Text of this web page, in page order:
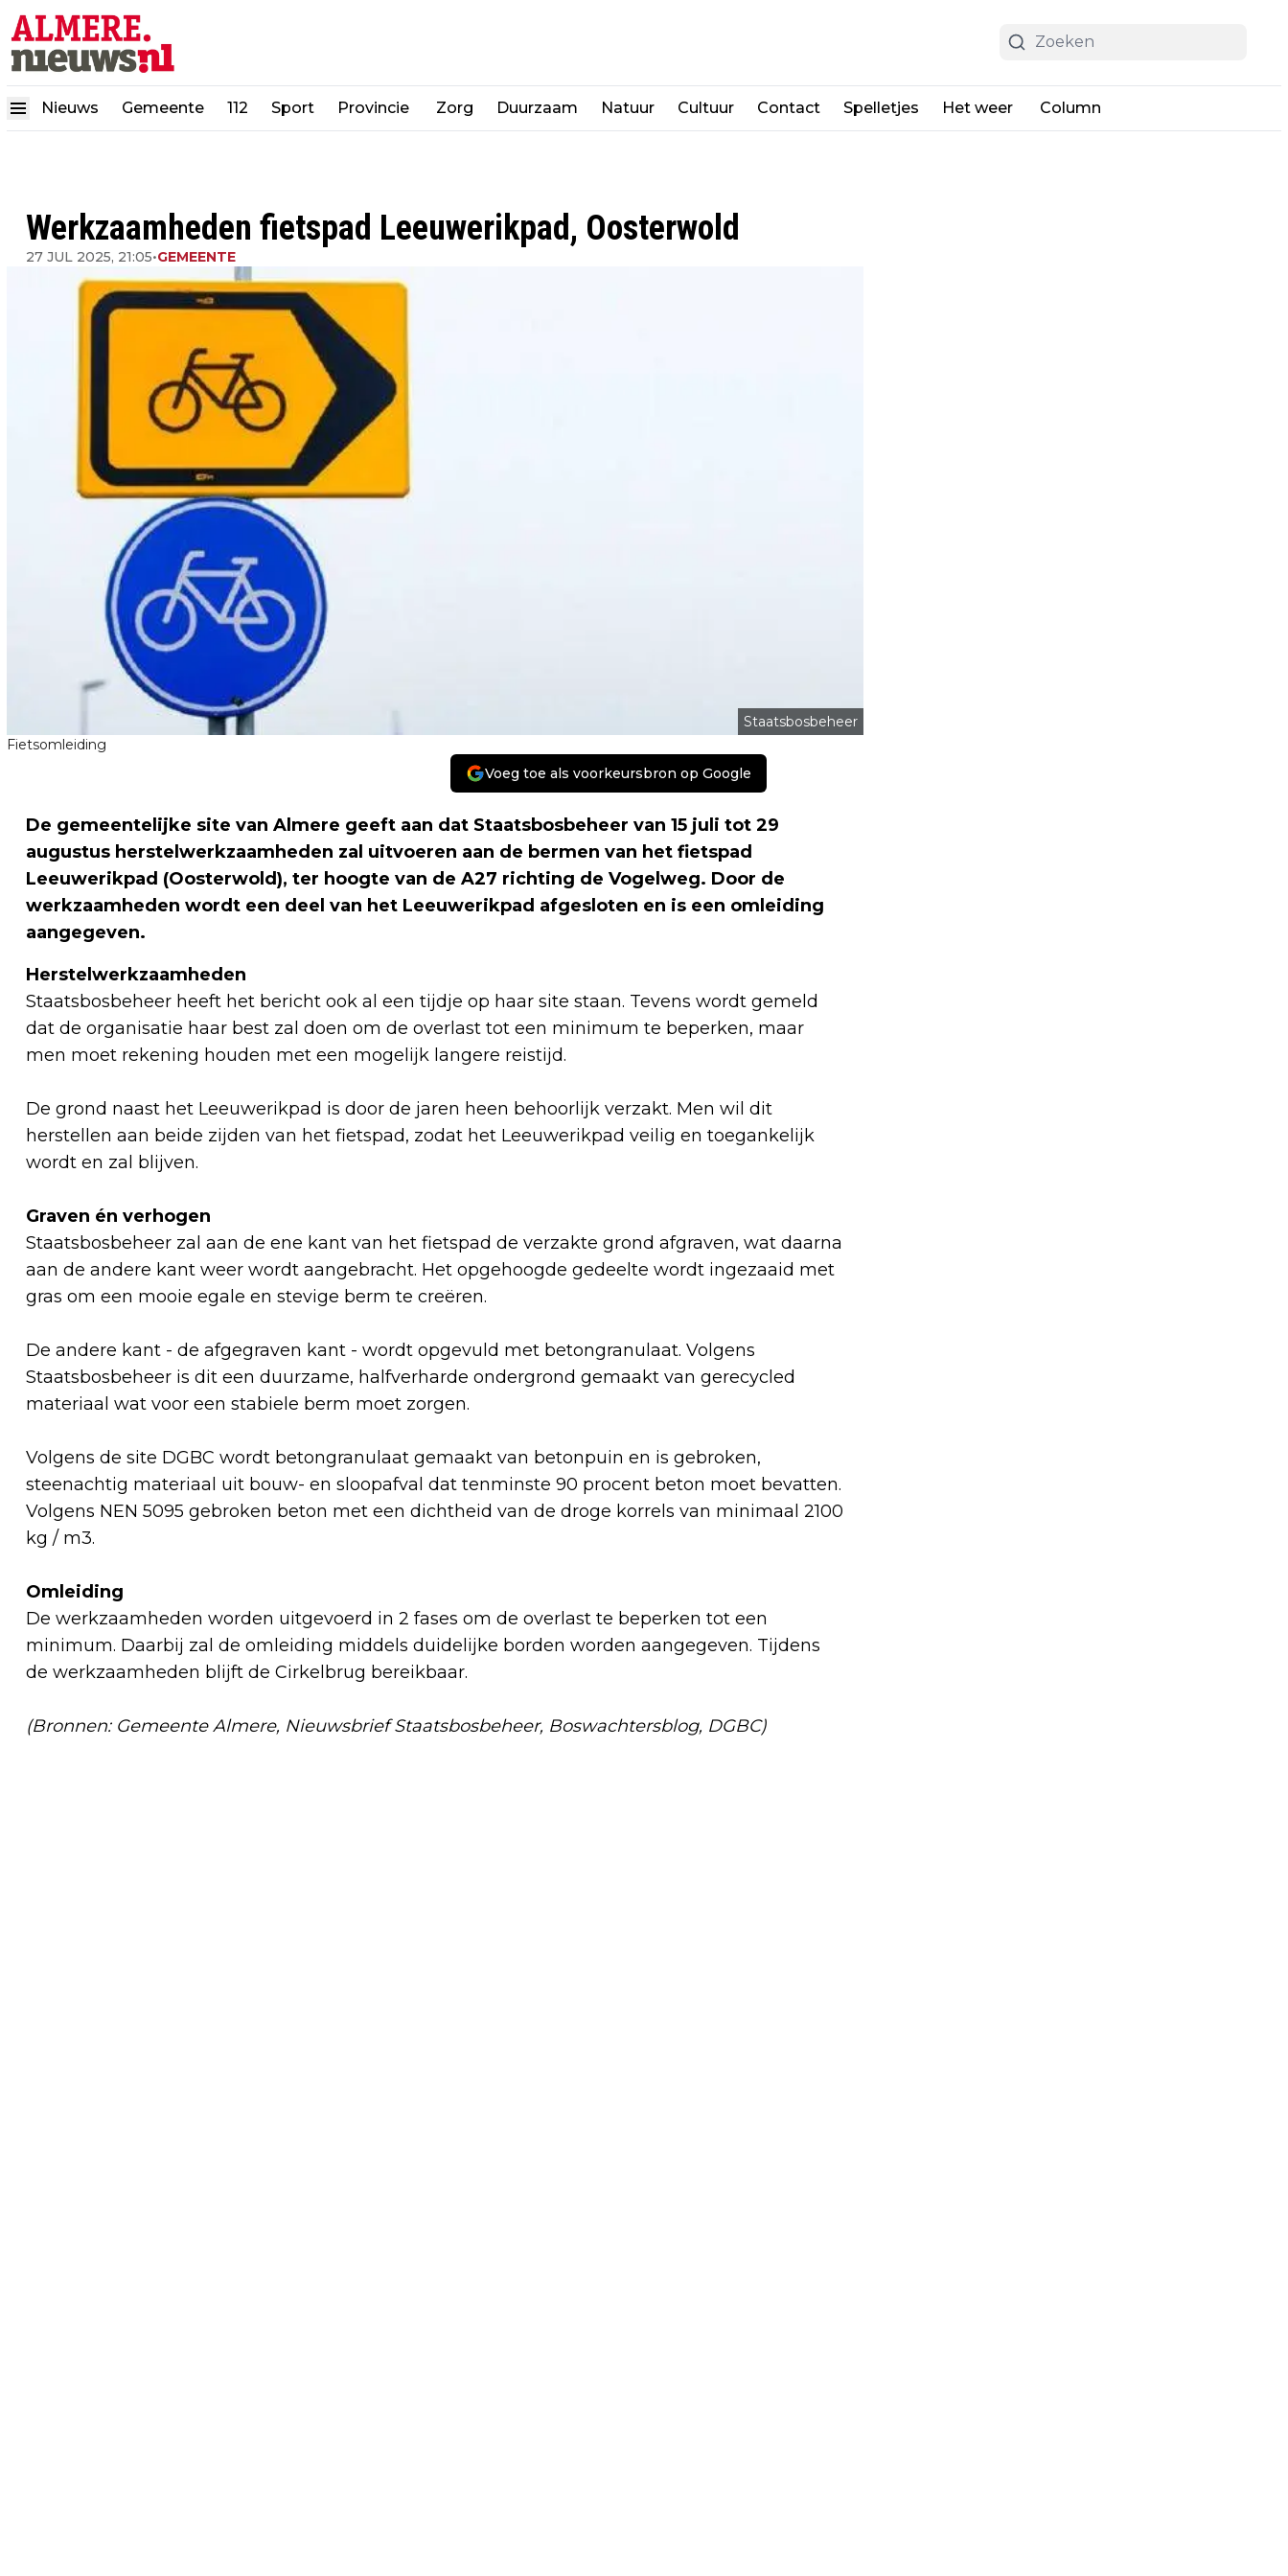
Nieuws Gemeente 112 Sport Provincie Zorg Duurzaam Natuur Cultuur Contact Spelletjes Het weer Column
Werkzaamheden fietspad Leeuwerikpad, Oosterwold
27 JUL 2025, 21:05•GEMEENTE
Staatsbosbeheer
Fietsomleiding
Voeg toe als voorkeursbron op Google
De gemeentelijke site van Almere geeft aan dat Staatsbosbeheer van 15 juli tot 29
augustus herstelwerkzaamheden zal uitvoeren aan de bermen van het fietspad
Leeuwerikpad (Oosterwold), ter hoogte van de A27 richting de Vogelweg. Door de
werkzaamheden wordt een deel van het Leeuwerikpad afgesloten en is een omleiding
aangegeven.
Herstelwerkzaamheden
Staatsbosbeheer heeft het bericht ook al een tijdje op haar site staan. Tevens wordt gemeld
dat de organisatie haar best zal doen om de overlast tot een minimum te beperken, maar
men moet rekening houden met een mogelijk langere reistijd.
De grond naast het Leeuwerikpad is door de jaren heen behoorlijk verzakt. Men wil dit
herstellen aan beide zijden van het fietspad, zodat het Leeuwerikpad veilig en toegankelijk
wordt en zal blijven.
Graven én verhogen
Staatsbosbeheer zal aan de ene kant van het fietspad de verzakte grond afgraven, wat daarna
aan de andere kant weer wordt aangebracht. Het opgehoogde gedeelte wordt ingezaaid met
gras om een mooie egale en stevige berm te creëren.
De andere kant - de afgegraven kant - wordt opgevuld met betongranulaat. Volgens
Staatsbosbeheer is dit een duurzame, halfverharde ondergrond gemaakt van gerecycled
materiaal wat voor een stabiele berm moet zorgen.
Volgens de site DGBC wordt betongranulaat gemaakt van betonpuin en is gebroken,
steenachtig materiaal uit bouw- en sloopafval dat tenminste 90 procent beton moet bevatten.
Volgens NEN 5095 gebroken beton met een dichtheid van de droge korrels van minimaal 2100
kg / m3.
Omleiding
De werkzaamheden worden uitgevoerd in 2 fases om de overlast te beperken tot een
minimum. Daarbij zal de omleiding middels duidelijke borden worden aangegeven. Tijdens
de werkzaamheden blijft de Cirkelbrug bereikbaar.
(Bronnen: Gemeente Almere, Nieuwsbrief Staatsbosbeheer, Boswachtersblog, DGBC)